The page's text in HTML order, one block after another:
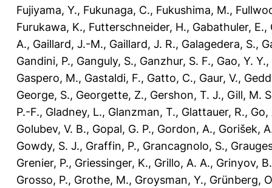
Fujiyama, Y., Fukunaga, C., Fukushima, M.,
Furukawa, K., Futterschneider, H., Gabathuler, E.,
A., Gaillard, J.-M., Gaillard, J. R., Galagedera, S.,
Gandini, P., Ganguly, S., Ganzhur, S. F., Gao, Y. Y.,
Gaspero, M., Gastaldi, F., Gatto, C., Gaur, V.,
George, S., Georgette, Z., Gershon, T. J., Gill, M.
P.-F., Gladney, L., Glanzman, T., Glattauer, R., Go,
Golubev, V. B., Gopal, G. P., Gordon, A., Gorišek,
Gowdy, S. J., Graffin, P., Grancagnolo, S.,
Grenier, P., Griessinger, K., Grillo, A. A., Grinyov,
Grosso, P., Grothe, M., Groysman, Y., Grünberg,